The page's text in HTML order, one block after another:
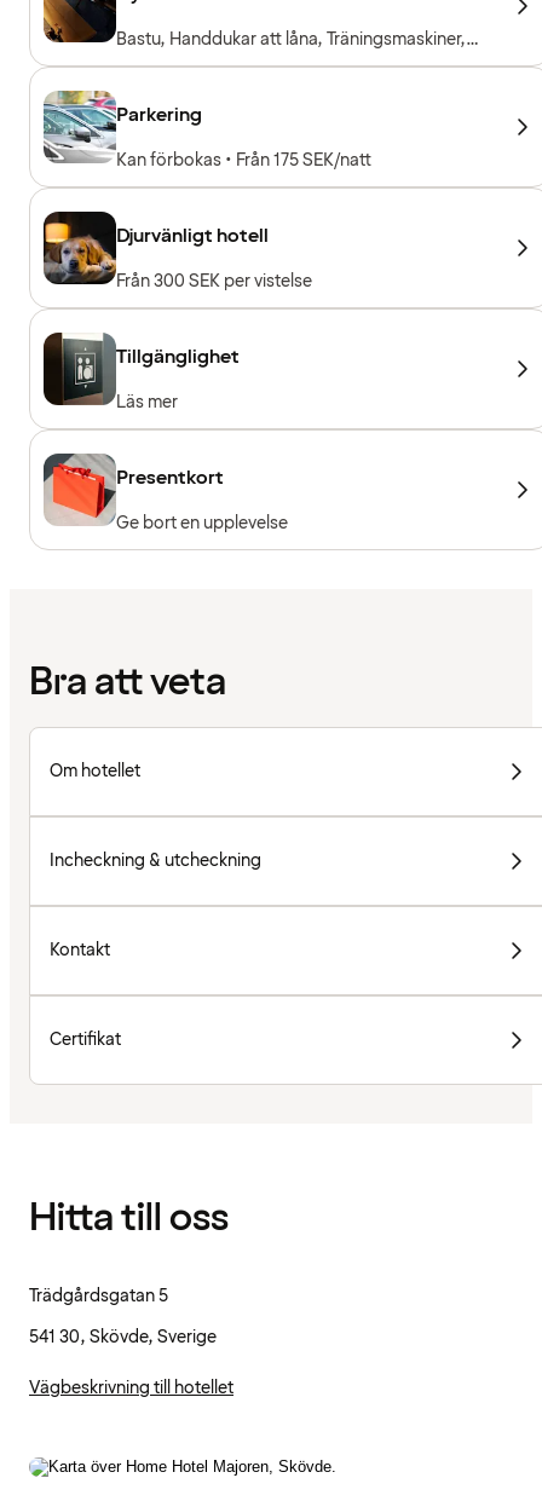
Bastu, Handdukar att låna, Träningsmaskiner,
Konditionsmaskiner, Fria vikter
Parkering
Kan förbokas • Från 175 SEK/natt
Djurvänligt hotell
Från 300 SEK per vistelse
Tillgänglighet
Läs mer
Presentkort
Ge bort en upplevelse
Bra att veta
Om hotellet
Incheckning & utcheckning
Kontakt
Certifikat
Hitta till oss
Trädgårdsgatan 5
541 30, Skövde, Sverige
Vägbeskrivning till hotellet